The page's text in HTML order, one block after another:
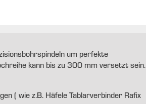
um perfekte
kann bis zu 300 mm versetzt sein.
( wie z.B. Häfele Tablarverbinder Rafix